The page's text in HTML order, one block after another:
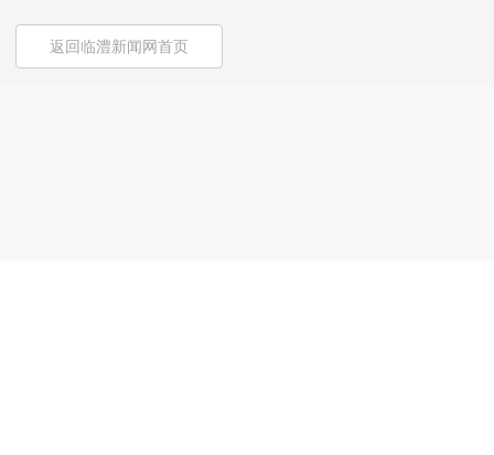
返回临澧新闻网首页